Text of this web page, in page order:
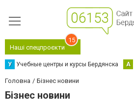
Наші спецпроєкти
15
У Учебные центры и курсы Бердянска А
Головна Бізнес новини
Бізнес новини